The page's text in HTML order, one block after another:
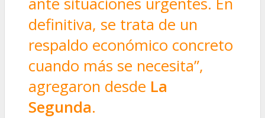
definitiva, se trata de un
respaldo económico concreto
cuando más se necesita”,
agregaron desde La
Segunda.